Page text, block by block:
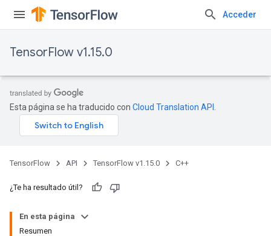
Acceder
TensorFlow v1.15.0
Esta página se ha traducido con Cloud Translation API
TensorFlow API TensorFlow v1.15.0 C++
¿Te ha resultado útil?
En esta página
Resumen